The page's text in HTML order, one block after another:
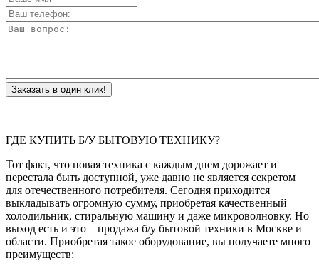
Заказать в один клик!
ГДЕ КУПИТЬ Б/У БЫТОВУЮ ТЕХНИКУ?
Тот факт, что новая техника с каждым днем дорожает и
перестала быть доступной, уже давно не является секретом
для отечественного потребителя. Сегодня приходится
выкладывать огромную сумму, приобретая качественный
холодильник, стиральную машину и даже микроволновку. Но
выход есть и это – продажа б/у бытовой техники в Москве и
области. Приобретая такое оборудование, вы получаете много
преимуществ: